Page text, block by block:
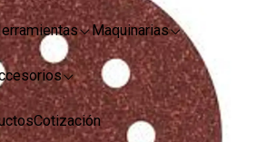
Maquinarias
Cotización